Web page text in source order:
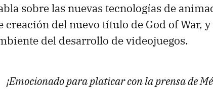
sobre las nuevas tecnologías de
creación del nuevo título de God of War,
del desarrollo de videojuegos.
¡Emocionado para platicar con la prensa de